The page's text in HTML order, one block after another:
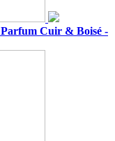
Cuir & Boisé -